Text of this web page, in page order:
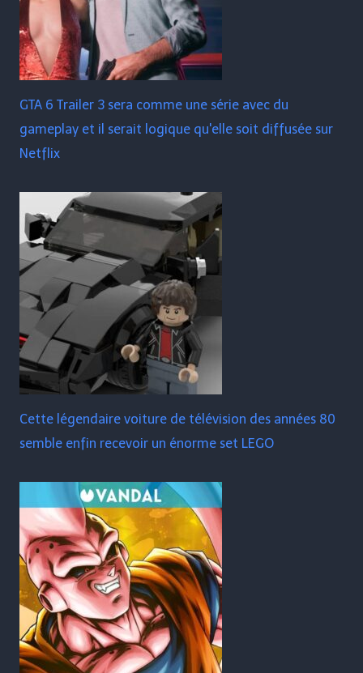
GTA 6 Trailer 3 sera comme une série avec du
gameplay et il serait logique qu'elle soit diffusée sur
Netflix
Cette légendaire voiture de télévision des années 80
semble enfin recevoir un énorme set LEGO